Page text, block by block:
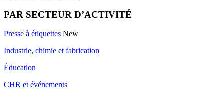
PAR SECTEUR D’ACTIVITÉ
Presse à étiquettes New
Industrie, chimie et fabrication
Éducation
CHR et événements